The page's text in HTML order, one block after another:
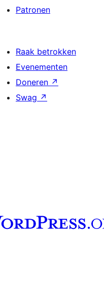
Patronen
Raak betrokken
Evenementen
Doneren ↗
Swag ↗
ons Tumblr account